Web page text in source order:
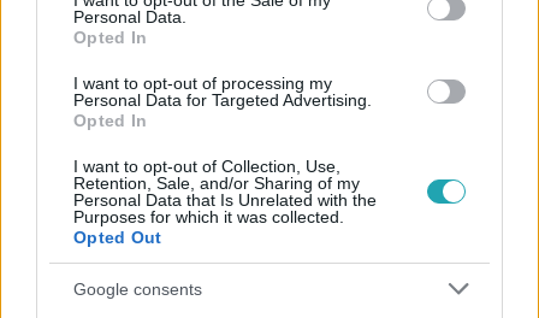
Personal Data.
Opted In
I want to opt-out of processing my
Personal Data for Targeted Advertising.
Opted In
I want to opt-out of Collection, Use,
Retention, Sale, and/or Sharing of my
Personal Data that Is Unrelated with the
Purposes for which it was collected.
Opted Out
Google consents
Péter és Trokán Nóra adja elő élete fontos dalát, utána
0:47